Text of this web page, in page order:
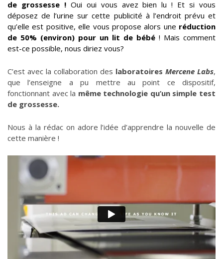
de grossesse !Oui oui vous avez bien lu ! Et si vous
déposez de l’urine sur cette publicité à l’endroit prévu et
qu’elle est positive, elle vous propose alors une réduction
de 50% (environ) pour un lit de bébé ! Mais comment
est-ce possible, nous diriez vous?
C’est avec la collaboration des laboratoires Mercene Labs,
que l’enseigne a pu mettre au point ce dispositif,
fonctionnant avec la même technologie qu’un simple test
de grossesse.
Nous à la rédac on adore l’idée d’apprendre la nouvelle de
cette manière !